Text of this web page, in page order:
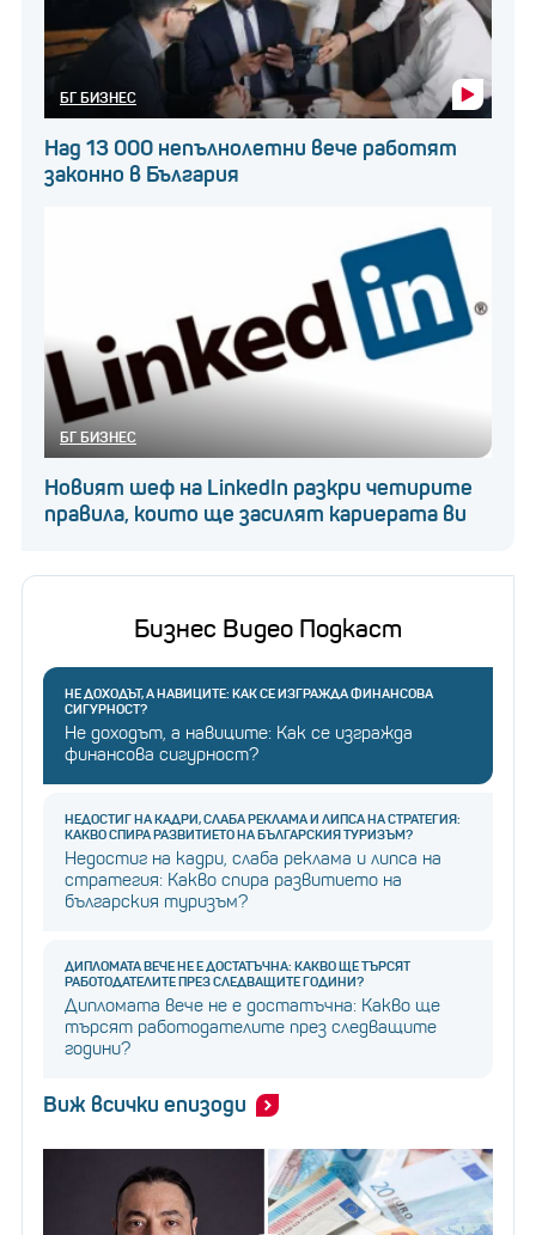
БГ БИЗНЕС
Над 13 000 непълнолетни вече работят
законно в България
БГ БИЗНЕС
Новият шеф на LinkedIn разкри четирите
правила, които ще засилят кариерата ви
Бизнес Видео Подкаст
НЕ ДОХОДЪТ, А НАВИЦИТЕ: КАК СЕ ИЗГРАЖДА ФИНАНСОВА
СИГУРНОСТ?
Не доходът, а навиците: Как се изгражда
финансова сигурност?
НЕДОСТИГ НА КАДРИ, СЛАБА РЕКЛАМА И ЛИПСА НА СТРАТЕГИЯ:
КАКВО СПИРА РАЗВИТИЕТО НА БЪЛГАРСКИЯ ТУРИЗЪМ?
Недостиг на кадри, слаба реклама и липса на
стратегия: Какво спира развитието на
българския туризъм?
ДИПЛОМАТА ВЕЧЕ НЕ Е ДОСТАТЪЧНА: КАКВО ЩЕ ТЪРСЯТ
РАБОТОДАТЕЛИТЕ ПРЕЗ СЛЕДВАЩИТЕ ГОДИНИ?
Дипломата вече не е достатъчна: Какво ще
търсят работодателите през следващите
години?
Виж всички епизоди